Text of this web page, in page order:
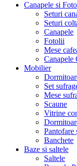
Canapele si
Seturi
Seturi
Canapele
Fotolii
Mese
Canapele
Mobilier
Set
Mese
Scaune
Vitrine
Banchete
Baze si saltele
Saltele